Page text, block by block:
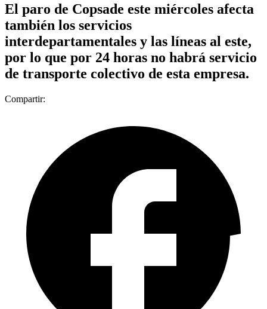
El paro de Copsade este miércoles afecta
también los servicios
interdepartamentales y las líneas al este,
por lo que por 24 horas no habrá servicio
de transporte colectivo de esta empresa.
Compartir: